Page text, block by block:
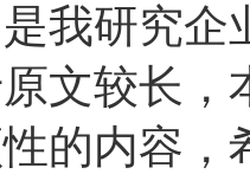
我研究企
文较长
的内容，